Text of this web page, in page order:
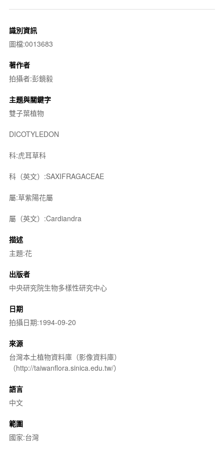
識別資訊
圖檔:0013683
著作者
拍攝者:彭鏡毅
主題與關鍵字
雙子葉植物
DICOTYLEDON
科:虎耳草科
科（英文）:SAXIFRAGACEAE
屬:草紫陽花屬
屬（英文）:Cardiandra
描述
主題:花
出版者
中央研究院生物多樣性研究中心
日期
拍攝日期:1994-09-20
來源
台灣本土植物資料庫（影像資料庫）
（http://taiwanflora.sinica.edu.tw/）
語言
中文
範圍
國家:台灣